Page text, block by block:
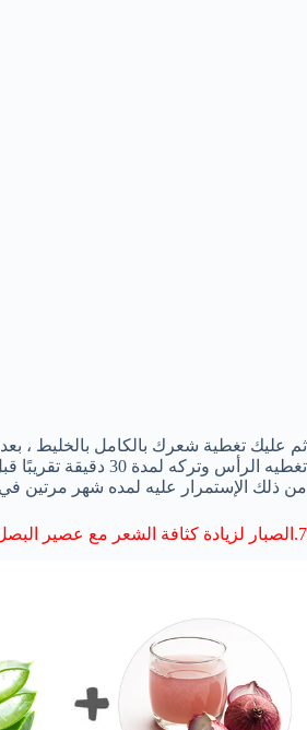
ثم عليك تغطية شعرك بالكامل بالخليط ،
تغطيه الرأس وتركه لمدة 30
من ذلك الإستمرار عليه لمده شهر مرتين في
7. الصبار لزيادة كثافة الشعر مع عصير